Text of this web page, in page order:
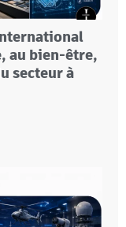
au bien-être,
secteur à